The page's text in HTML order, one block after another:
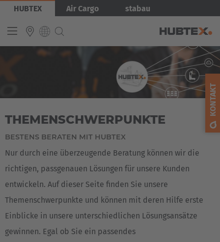
Direkt
Inhalt
HUBTEX Air Cargo stabau
Español
Français
Bild
THEMENSCHWERPUNKTE
BESTENS BERATEN MIT HUBTEX
Nur durch eine überzeugende Beratung können wir die
richtigen, passgenauen Lösungen für unsere Kunden
entwickeln. Auf dieser Seite finden Sie unsere
Themenschwerpunkte und können mit deren Hilfe erste
Einblicke in unsere unterschiedlichen Lösungsansätze
gewinnen. Egal ob Sie ein passendes
KONTAKT